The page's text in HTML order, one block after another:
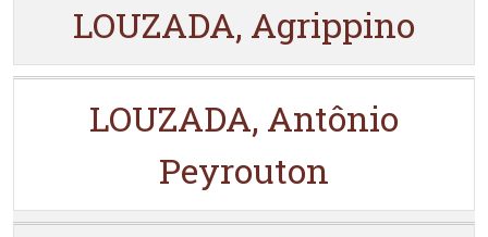
LOUZADA, Agrippino
LOUZADA, Antônio
Peyrouton